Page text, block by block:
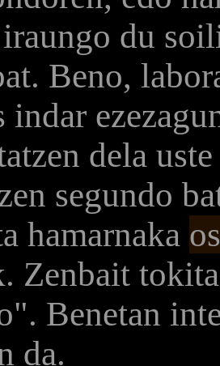
du
Beno,
indar
dela
segundo
hamarnaka
Zenbait
Benetan
da.